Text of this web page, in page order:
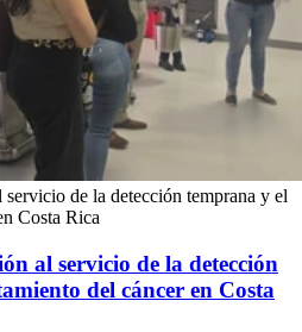
de la detección temprana y el
Costa Rica
al servicio de la detección
del cáncer en Costa